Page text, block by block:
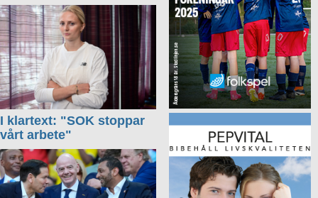
I klartext: "SOK stoppar
vårt arbete"